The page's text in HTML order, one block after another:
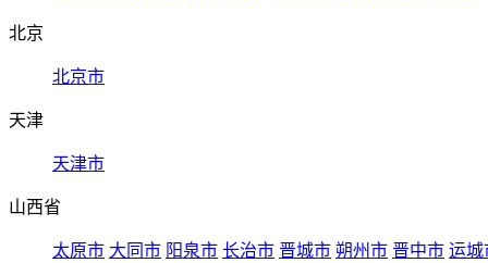
北京
北京市
天津
天津市
山西省
太原市 大同市 阳泉市 长治市 晋城市 朔州市 晋中市 运城